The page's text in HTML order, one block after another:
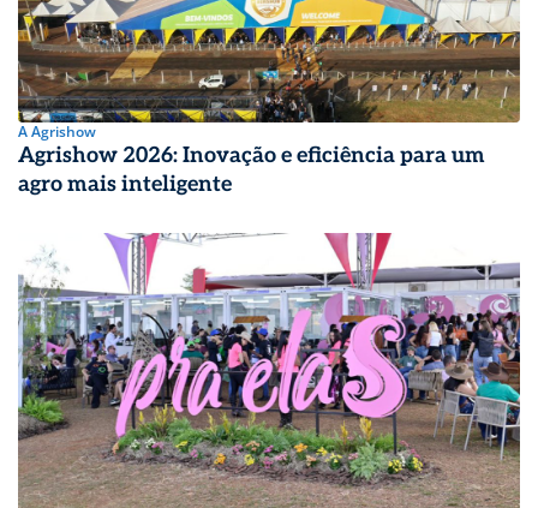
A Agrishow
Agrishow 2026: Inovação e eficiência para um
agro mais inteligente